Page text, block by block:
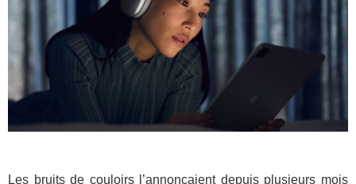
Les bruits de couloirs l’annonçaient depuis plusieurs mois